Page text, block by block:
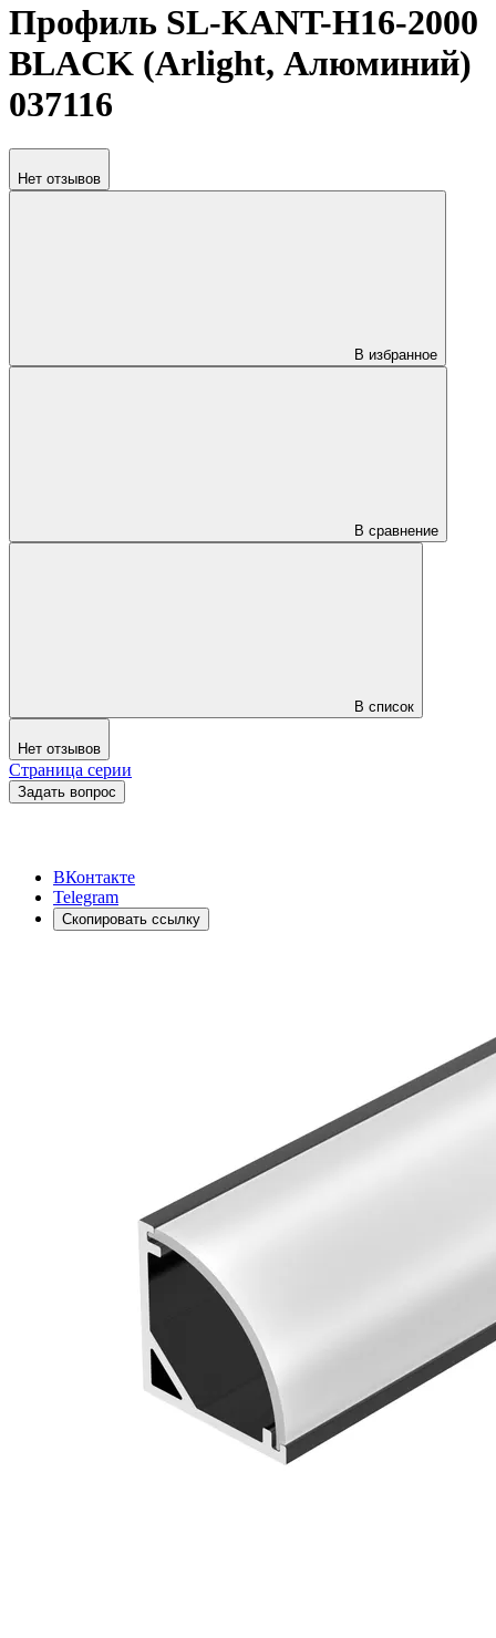
Профиль SL-KANT-H16-2000
BLACK (Arlight, Алюминий)
037116
Нет отзывов
В избранное
В сравнение
В список
Нет отзывов
Страница серии
Задать вопрос
ВКонтакте
Telegram
Скопировать ссылку